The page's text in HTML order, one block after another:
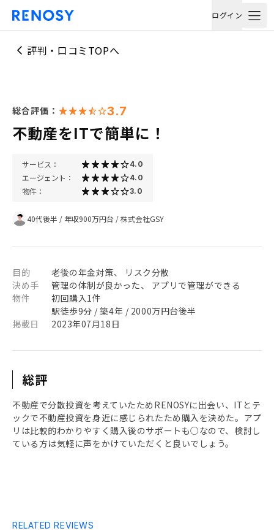
ログイン
評判・口コミTOPへ
総合評価： 3.7
不動産をITで簡単に！
サービス： 4.0
エージェント： 4.0
物件： 3.0
40代後半 / 年収900万円台 /株式会社GSY
目的
老後の年金対策、 リスク分散
決め手
管理の体制が良かった、 アプリで管理ができる
物件
初回購入1件
駅徒歩9分 / 築4年 / 2000万円台後半
掲載日
2023年07月18日
総評
不動産で分散投資を考えていたためRENOSYに出会い、ITとテ
ックで不動産投資を身近に感じられたため購入を決めた。アプ
リは比較的わかりやすく購入後のサポートも○なので、検討し
ている方は気軽に声をかけていただくと良いでしょう。
RELATED REVIEWS